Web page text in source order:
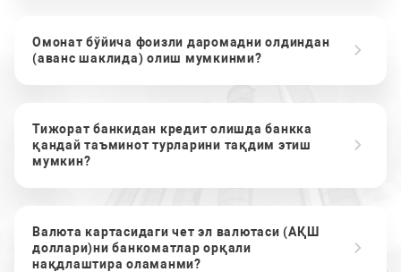
Омонат бўйича фоизли даромадни олдиндан
(аванс шаклида) олиш мумкинми?
Тижорат банкидан кредит олишда банкка
қандай таъминот турларини тақдим этиш
мумкин?
Валюта картасидаги чет эл валютаси (АҚШ
доллари)ни банкоматлар орқали
нақдлаштира оламанми?